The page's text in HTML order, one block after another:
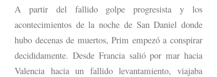
A partir del fallido golpe progresista y los
acontecimientos de la noche de San Daniel donde
hubo decenas de muertos, Prim empezó a conspirar
decididamente. Desde Francia salió por mar hacia
Valencia hacia un fallido levantamiento, viajaba